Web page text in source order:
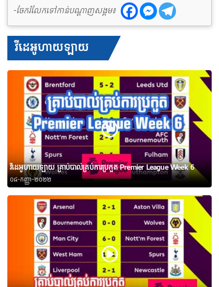
-ចែករំលែកទៅកាន់បណ្តាញសង្គម៖
វីដេអូហាយឡាយ
វីដេអូហាយឡាយ គ្រាប់បាល់គ្រប់ការប្រកួត Premier League Week 6
០៨-កញ្ញា-២០២២